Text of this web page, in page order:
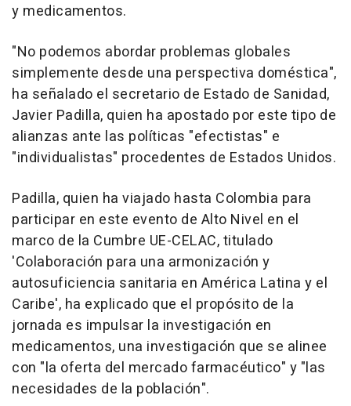
y medicamentos.
"No podemos abordar problemas globales
simplemente desde una perspectiva doméstica",
ha señalado el secretario de Estado de Sanidad,
Javier Padilla, quien ha apostado por este tipo de
alianzas ante las políticas "efectistas" e
"individualistas" procedentes de Estados Unidos.
Padilla, quien ha viajado hasta Colombia para
participar en este evento de Alto Nivel en el
marco de la Cumbre UE-CELAC, titulado
'Colaboración para una armonización y
autosuficiencia sanitaria en América Latina y el
Caribe', ha explicado que el propósito de la
jornada es impulsar la investigación en
medicamentos, una investigación que se alinee
con "la oferta del mercado farmacéutico" y "las
necesidades de la población".